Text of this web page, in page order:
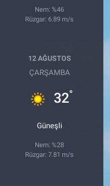
Nem: %46
Rüzgar: 6.89 m/s
12 AĞUSTOS
ÇARŞAMBA
32°
Güneşli
Nem: %28
Rüzgar: 7.81 m/s